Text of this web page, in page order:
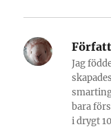
Jag
bara
i drygt